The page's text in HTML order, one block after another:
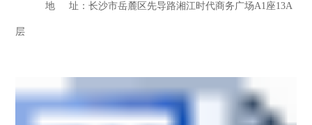
地 址：长沙市岳麓区先导路湘江时代商务广场A1座13A
层